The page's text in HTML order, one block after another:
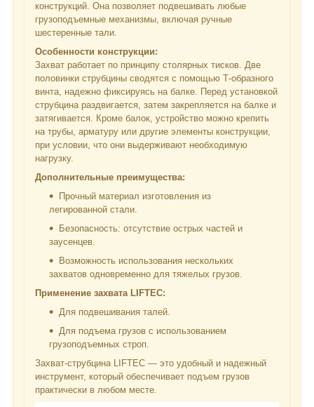
конструкций. Она позволяет подвешивать любые
грузоподъемные механизмы, включая ручные
шестеренные тали.
Особенности конструкции:
Захват работает по принципу столярных тисков. Две
половинки струбцины сводятся с помощью Т-образного
винта, надежно фиксируясь на балке. Перед установкой
струбцина раздвигается, затем закрепляется на балке и
затягивается. Кроме балок, устройство можно крепить
на трубы, арматуру или другие элементы конструкции,
при условии, что они выдерживают необходимую
нагрузку.
Дополнительные преимущества:
Прочный материал изготовления из
легированной стали.
Безопасность: отсутствие острых частей и
заусенцев.
Возможность использования нескольких
захватов одновременно для тяжелых грузов.
Применение захвата LIFTEC:
Для подвешивания талей.
Для подъема грузов с использованием
грузоподъемных строп.
Захват-струбцина LIFTEC — это удобный и надежный
инструмент, который обеспечивает подъем грузов
практически в любом месте.